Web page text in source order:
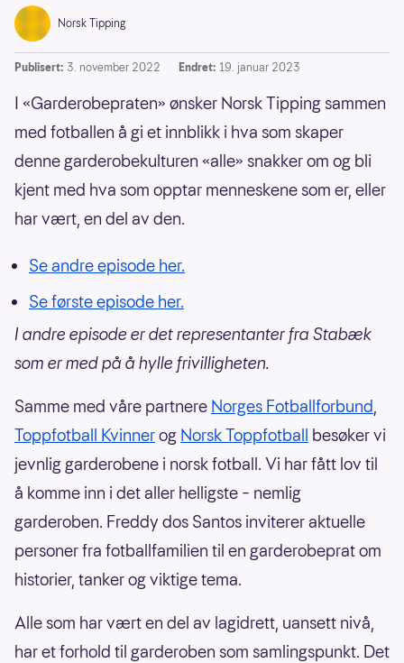
Norsk Tipping
Publisert: 3. november 2022 Endret: 19. januar 2023
I «Garderobepraten» ønsker Norsk Tipping sammen
med fotballen å gi et innblikk i hva som skaper
denne garderobekulturen «alle» snakker om og bli
kjent med hva som opptar menneskene som er, eller
har vært, en del av den.
Se andre episode her.
Se første episode her.
I andre episode er det representanter fra Stabæk
som er med på å hylle frivilligheten.
Samme med våre partnere Norges Fotballforbund,
Toppfotball Kvinnerog Norsk Toppfotball besøker vi
jevnlig garderobene i norsk fotball. Vi har fått lov til
å komme inn i det aller helligste – nemlig
garderoben. Freddy dos Santos inviterer aktuelle
personer fra fotballfamilien til en garderobeprat om
historier, tanker og viktige tema.
Alle som har vært en del av lagidrett, uansett nivå,
har et forhold til garderoben som samlingspunkt. Det